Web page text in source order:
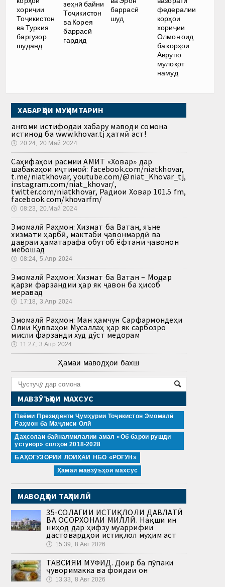
хориҷии
Тоҷикистон
ва Туркия
баргузор
шуданд
зеҳнӣ байни
Тоҷикистон
ва Корея
баррасӣ
гардид
баррасӣ
шуд
федералии
корҳои
хориҷии
Олмон оид
ба корҳои
Аврупо
мулоқот
намуд
ХАБАРҲОИ МУҲИМТАРИН
Ҳангоми истифодаи хабару маводи сомона
истинод ба www.khovar.tj ҳатмӣ аст!
🕔 20:24, 20.Май 2024
Саҳифаҳои расмии АМИТ «Ховар» дар
шабакаҳои иҷтимоӣ: facebook.com/niatkhovar,
t.me/niatkhovar, youtube.com/@niat_Khovar_tj,
instagram.com/niat_khovar/,
twitter.com/niatkhovar, Радиои Ховар 101.5 fm,
facebook.com/khovarfm/
🕔 08:23, 20.Май 2024
Эмомалӣ Раҳмон: Хизмат ба Ватан, яъне
хизмати ҳарбӣ, мактаби ҷавонмардӣ ва
давраи ҳаматарафа обутоб ёфтани ҷавонон
мебошад
🕔 08:24, 5.Апр 2024
Эмомалӣ Раҳмон: Хизмат ба Ватан – Модар
қарзи фарзандии ҳар як ҷавон ба ҳисоб
меравад
🕔 17:18, 3.Апр 2024
Эмомалӣ Раҳмон: Ман ҳамчун Сарфармондеҳи
Олии Қувваҳои Мусаллаҳ ҳар як сарбозро
мисли фарзанди худ дӯст медорам
🕔 11:27, 3.Апр 2024
Ҳамаи маводҳои бахш
МАВЗӮЪҲОИ МАХСУС
Паёми Президенти Ҷумҳурии Тоҷикистон Эмомалӣ
Раҳмон ба Маҷлиси Олӣ
Даҳсолаи байналмилалии амал «Об барои рушди
устувор» солҳои 2018-2028
БАҲОГУЗОРИИ ЛОИҲАИ НБО «РОҒУН»
Ҳамаи мавзӯъҳои махсус
МАВОДҲОИ ТАҲЛИЛӢ
35-СОЛАГИИ ИСТИҚЛОЛИ ДАВЛАТӢ
ВА ОСОРХОНАИ МИЛЛӢ. Нақши ин
ниҳод дар ҳифзу муаррифии
дастовардҳои истиқлол муҳим аст
🕔 15:39, 8.Авг 2026
ТАВСИЯИ МУФИД. Доир ба пӯпаки
ҷуворимакка ва фоидаи он
🕔 13:33, 8.Авг 2026